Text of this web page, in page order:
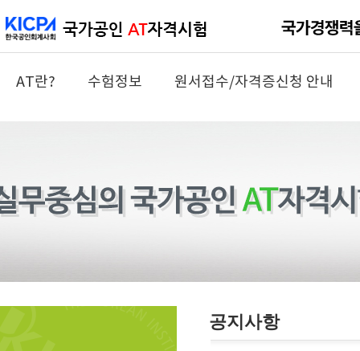
AT란? 수험정보 원서접수/자격증신청 안내
공지사항